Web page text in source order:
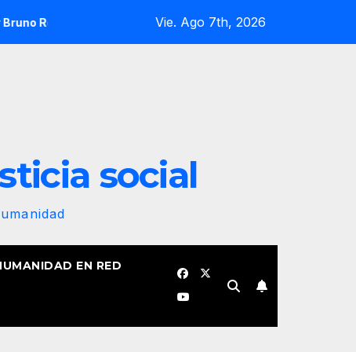
Parrilla La farsa del informe contra Cuba. Por
Vie. Ago 7th, 2026
social
EN RED